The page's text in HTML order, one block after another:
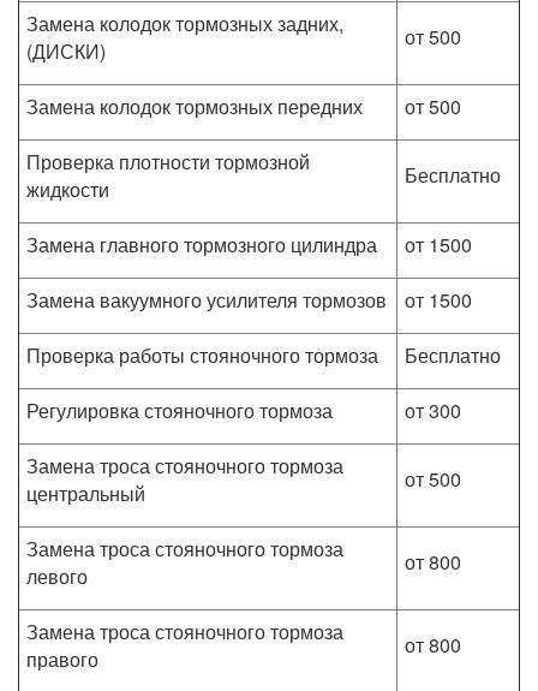
Замена колодок тормозных задних,
(ДИСКИ)
от 500
Замена колодок тормозных передних
от 500
Проверка плотности тормозной
жидкости
Бесплатно
Замена главного тормозного цилиндра
от 1500
Замена вакуумного усилителя тормозов
от 1500
Проверка работы стояночного тормоза
Бесплатно
Регулировка стояночного тормоза
от 300
Замена троса стояночного тормоза
центральный
от 500
Замена троса стояночного тормоза
левого
от 800
Замена троса стояночного тормоза
правого
от 800